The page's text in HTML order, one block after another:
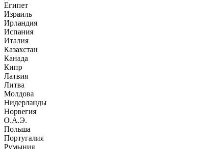
Египет
Израиль
Ирландия
Испания
Италия
Казахстан
Канада
Кипр
Латвия
Литва
Молдова
Нидерланды
Норвегия
О.А.Э.
Польша
Португалия
Румыния